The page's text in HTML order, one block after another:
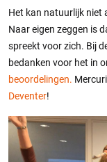
Het kan natuurlijk niet
Naar eigen zeggen is
spreekt voor zich. Bij
bedanken voor het in
beoordelingen.
Deventer!